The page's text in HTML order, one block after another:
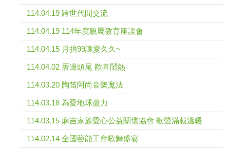
114.04.19 跨世代間交流
114.04.19 114年度親屬教育座談會
114.04.15 月捐99讓愛久久~
114.04.02 厝邊頭尾 歡喜鬧熱
114.03.20 陶笛阿尚音樂魔法
114.03.18 為愛地球盡力
114.03.15 麻吉家族愛心公益關懷協會 歌聲滿載溫暖
114.02.14 全國藝能工會歌舞盛宴